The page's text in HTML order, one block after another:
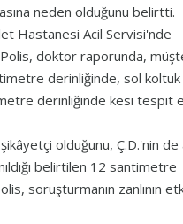
neden olduğunu belirtti.
Hastanesi Acil Servisi'nde
doktor raporunda,
derinliğinde, sol koltuk
derinliğinde kesi tespit
olduğunu, Ç.D.'nin de
belirtilen 12 santimetre
soruşturmanın zanlının